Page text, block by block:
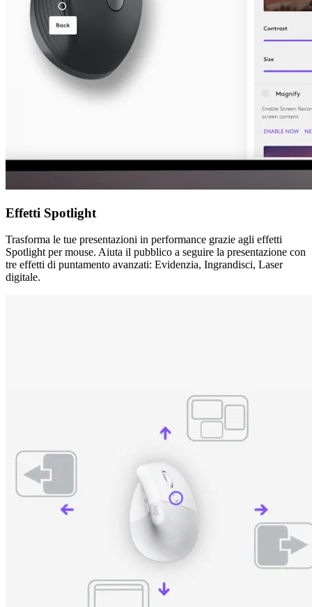
Effetti Spotlight
Trasforma le tue presentazioni in performance grazie agli effetti
Spotlight per mouse. Aiuta il pubblico a seguire la presentazione con
tre effetti di puntamento avanzati: Evidenzia, Ingrandisci, Laser
digitale.